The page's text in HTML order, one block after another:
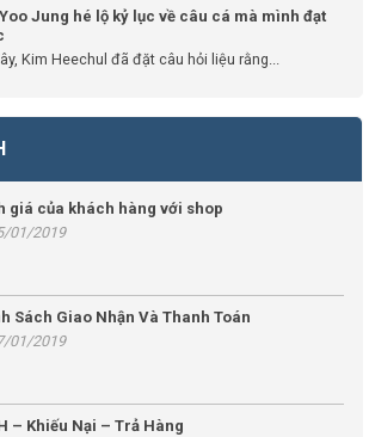
Jung hé lộ kỷ lục về câu cá mà mình đạt
Kim Heechul đã đặt câu hỏi liệu rằng...
giá của khách hàng với shop
01/2019
Sách Giao Nhận Và Thanh Toán
01/2019
– Khiếu Nại – Trả Hàng